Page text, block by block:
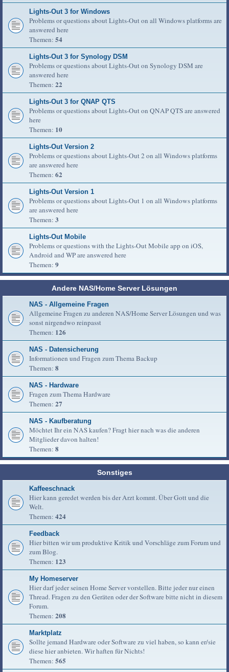
Lights-Out 3 for Windows
Problems or questions about Lights-Out on all Windows platforms are
answered here
Themen: 54
Lights-Out 3 for Synology DSM
Problems or questions about Lights-Out on Synology DSM are
answered here
Themen: 22
Lights-Out 3 for QNAP QTS
Problems or questions about Lights-Out on QNAP QTS are answered
here
Themen: 10
Lights-Out Version 2
Problems or questions about Lights-Out 2 on all Windows platforms
are answered here
Themen: 62
Lights-Out Version 1
Problems or questions about Lights-Out 1 on all Windows platforms
are answered here
Themen: 3
Lights-Out Mobile
Problems or questions with the Lights-Out Mobile app on iOS,
Android and WP are answered here
Themen: 9
Andere NAS/Home Server Lösungen
NAS - Allgemeine Fragen
Allgemeine Fragen zu anderen NAS/Home Server Lösungen und was
sonst nirgendwo reinpasst
Themen: 126
NAS - Datensicherung
Informationen und Fragen zum Thema Backup
Themen: 8
NAS - Hardware
Fragen zum Thema Hardware
Themen: 27
NAS - Kaufberatung
Möchtet Ihr ein NAS kaufen? Fragt hier nach was die anderen
Mitglieder davon halten!
Themen: 8
Sonstiges
Kaffeeschnack
Hier kann geredet werden bis der Arzt kommt. Über Gott und die
Welt.
Themen: 424
Feedback
Hier bitten wir um produktive Kritik und Vorschläge zum Forum und
zum Blog.
Themen: 123
My Homeserver
Hier darf jeder seinen Home Server vorstellen. Bitte jeder nur einen
Thread. Fragen zu den Geräten oder der Software bitte nicht in diesem
Forum.
Themen: 208
Marktplatz
Sollte jemand Hardware oder Software zu viel haben, so kann er/sie
diese hier anbieten. Wir haften für Nichts!
Themen: 565